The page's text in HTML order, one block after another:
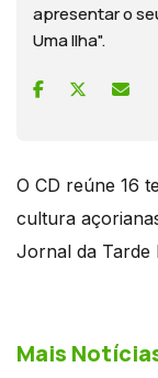
apresentar o
Uma Ilha".
O CD reúne 16
cultura
Jornal da Tarde
Mais